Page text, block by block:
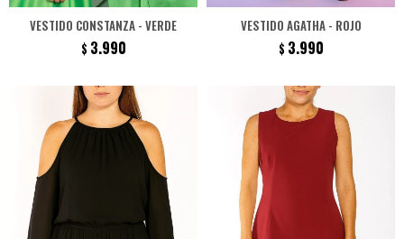
VESTIDO CONSTANZA - VERDE
$ 3.990
VESTIDO AGATHA - ROJO
$ 3.990